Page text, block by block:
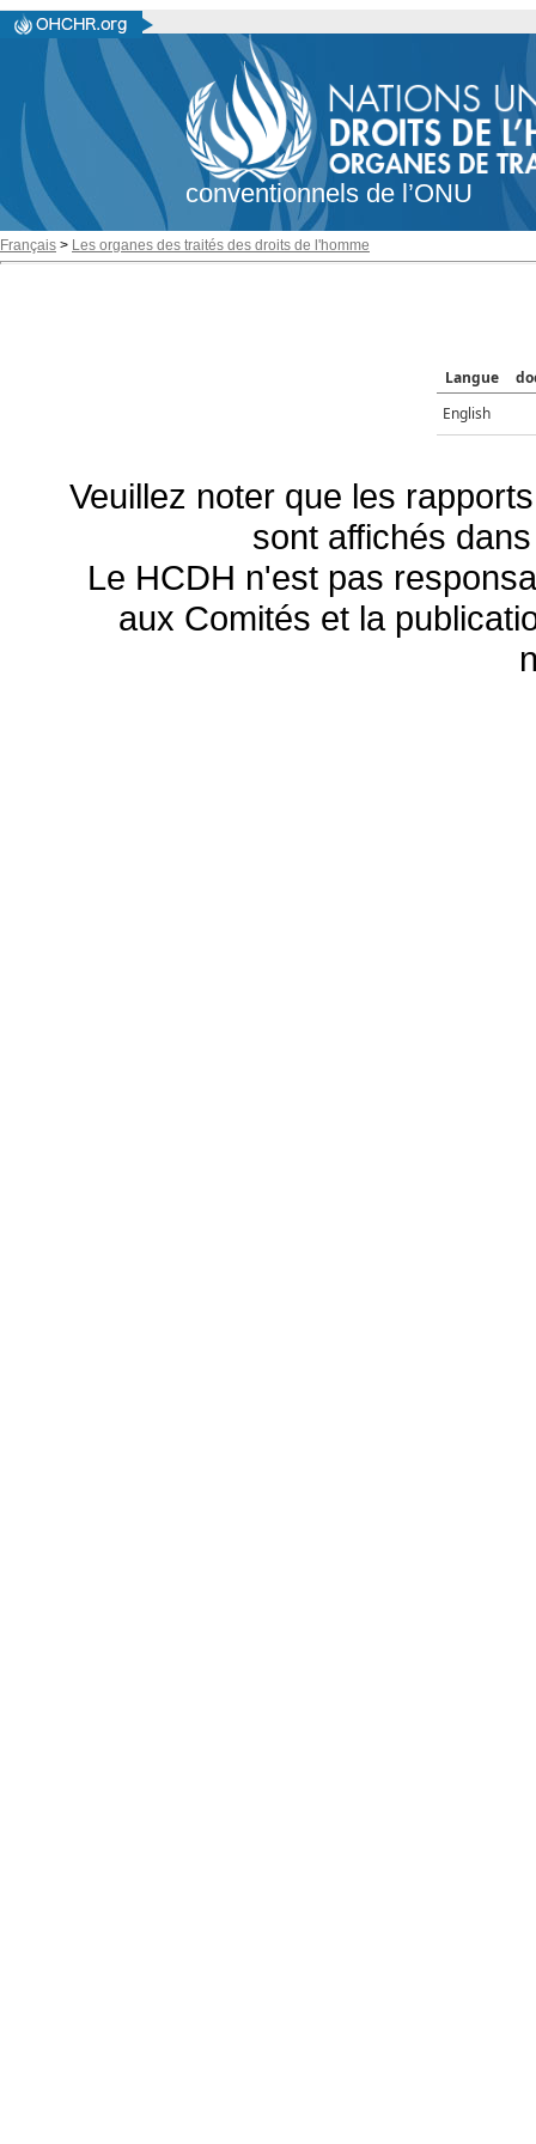
conventionnels de l’ONU
Français > Les organes des traités des droits de l'homme
Langue
English
Veuillez noter que les
sont affichés
Le HCDH n'est pas
aux Comités et la